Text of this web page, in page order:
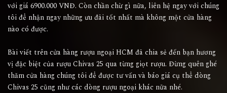
với giá 6900.000 VNĐ. Còn chần chừ gì nữa, liên hệ ngay với chúng
tôi để nhận ngay những ưu đãi tốt nhất mà không một cửa hàng
nào có được.
Bài viết trên cửa hàng rượu ngoại HCM đã chia sẻ đến bạn hương
vị đặc biệt của rượu Chivas 25 qua từng giọt rượu. Đừng quên ghé
thăm cửa hàng chúng tôi để được tư vấn và báo giá cụ thể dòng
Chivas 25 cũng như các dòng rượu ngoại khác nữa nhé.